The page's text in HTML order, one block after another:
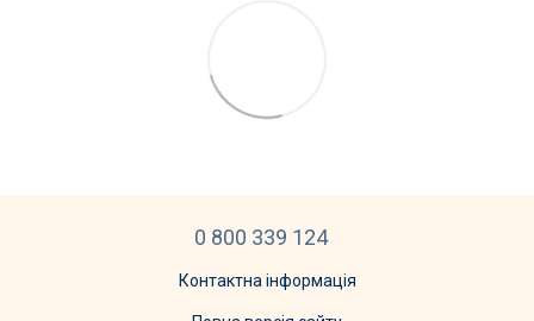
0 800 339 124
Контактна інформація